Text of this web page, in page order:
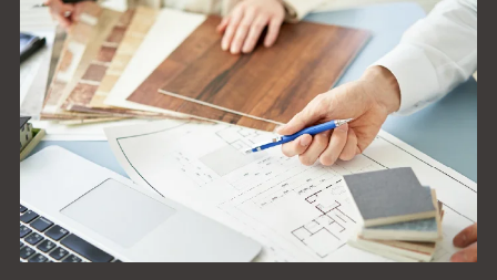
お気軽にご参加ください！
お客様が家づくりをリアルにイメージできるよう完成
見学会やセミナーを実施しております。完成見学会で
は実際に住まいの空間をご体感いただけ、セミナーで
は住宅に関する様々な知識を学ぶことができます。お
子様連れでも安心してご参加ください。